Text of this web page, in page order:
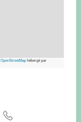
hébergé par